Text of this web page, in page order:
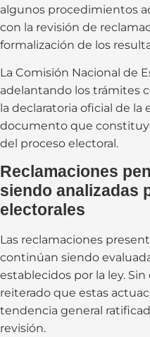
algunos procedimientos
con la revisión de
formalización de los
La Comisión Nacional de
adelantando los trámites
la declaratoria oficial de la
documento que
del proceso electoral.
Reclamaciones
siendo analizadas
electorales
Las reclamaciones
continúan siendo
establecidos por la ley.
reiterado que estas
tendencia general
revisión.